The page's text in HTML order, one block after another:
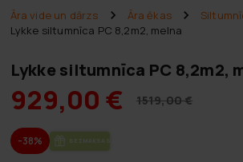
Āra vide un dārzs Āra ēkas
Lykke siltumnīca PC 8,2m2, melna
Lykke siltumnīca PC 8,2m2,
929,00 € 1519,00 €
-38% BEZ­MAK­SAS PIE­GĀ­DE